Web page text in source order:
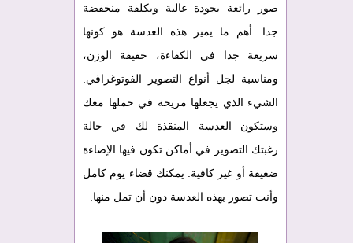
صور رائعة بجودة عالية وبكلفة منخفضة
جدا. أهم ما يميز هذه العدسة هو كونها
سريعة جدا في الكفاءة، خفيفة الوزن،
ومناسبة لجل أنواع التصوير الفوتوغرافي.
الشيء الذي يجعلها مريحة في حملها معك
وستكون العدسة المنقذة لك في حالة
رغبتك التصوير في أماكن تكون فيها الإضاءة
ضعيفة أو غير كافية. يمكنك قضاء يوم كامل
وأنت تصور بهذه العدسة دون أن تمل منها.